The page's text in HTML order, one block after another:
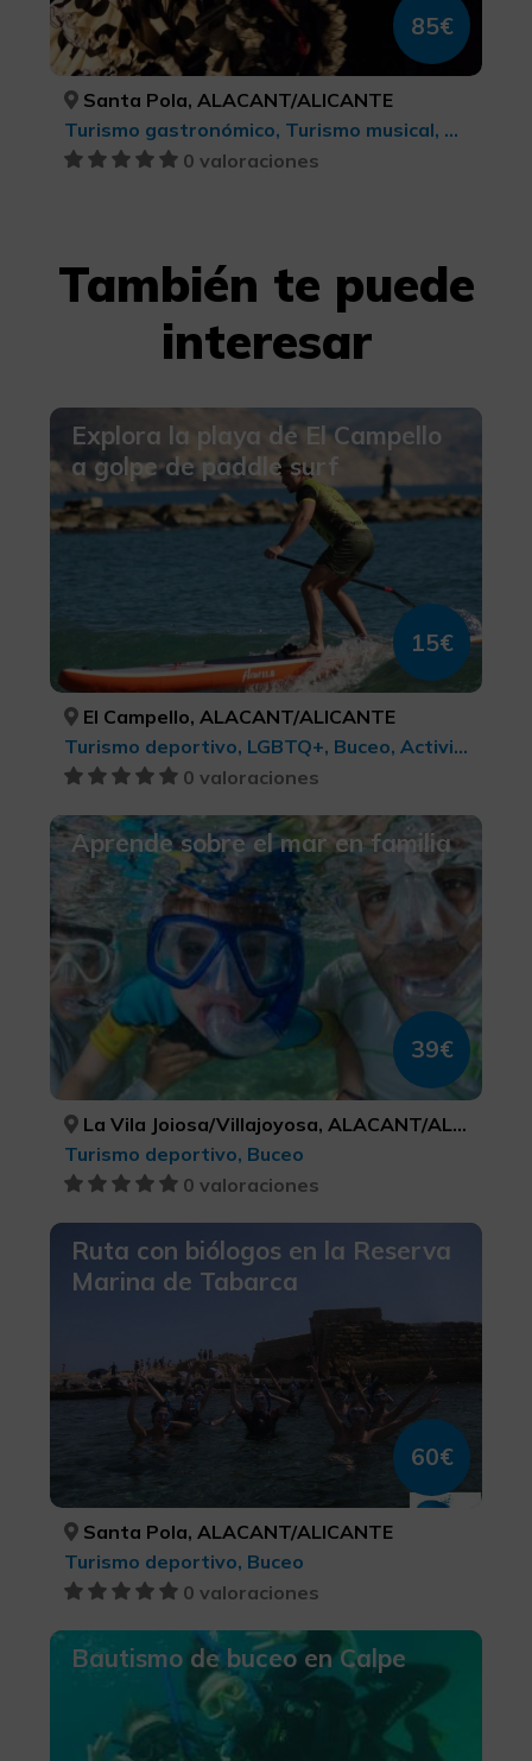
85€
Santa Pola, ALACANT/ALICANTE
Turismo gastronómico, Turismo musical, Ecoturismo, Red de centros Arte Contemporáneo, Turismo de ocio y diversión, Turismo cultural, Turismo rural y natural
0 valoraciones
También te puede
interesar
Explora la playa de El Campello
a golpe de paddle surf
15€
El Campello, ALACANT/ALICANTE
Turismo deportivo, LGBTQ+, Buceo, Actividades náuticas
0 valoraciones
Aprende sobre el mar en familia
39€
La Vila Joiosa/Villajoyosa, ALACANT/ALICANTE
Turismo deportivo, Buceo
0 valoraciones
Ruta con biólogos en la Reserva
Marina de Tabarca
60€
Santa Pola, ALACANT/ALICANTE
Turismo deportivo, Buceo
0 valoraciones
Bautismo de buceo en Calpe